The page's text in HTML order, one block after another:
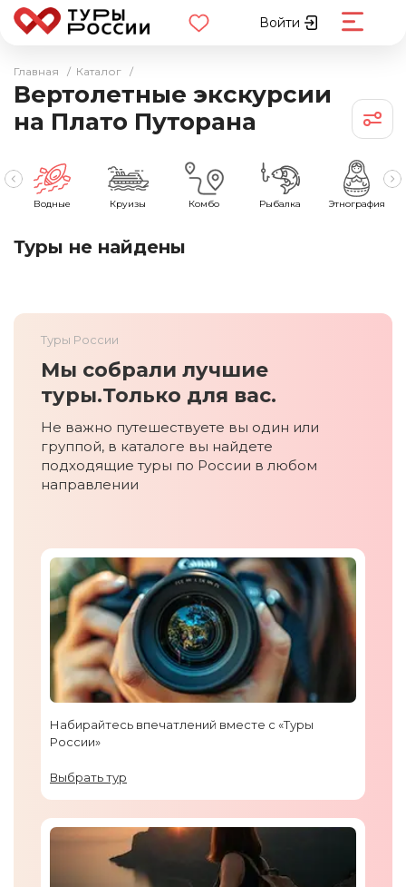
Войти
Главная / Каталог /
Вертолетные экскурсии
на Плато Путорана
Водные Круизы Комбо Рыбалка Этнография
Туры не найдены
Туры России
Мы собрали лучшие
туры.Только для вас.
Не важно путешествуете вы один или
группой, в каталоге вы найдете
подходящие туры по России в любом
направлении
Набирайтесь впечатлений вместе с «Туры
России»
Выбрать тур